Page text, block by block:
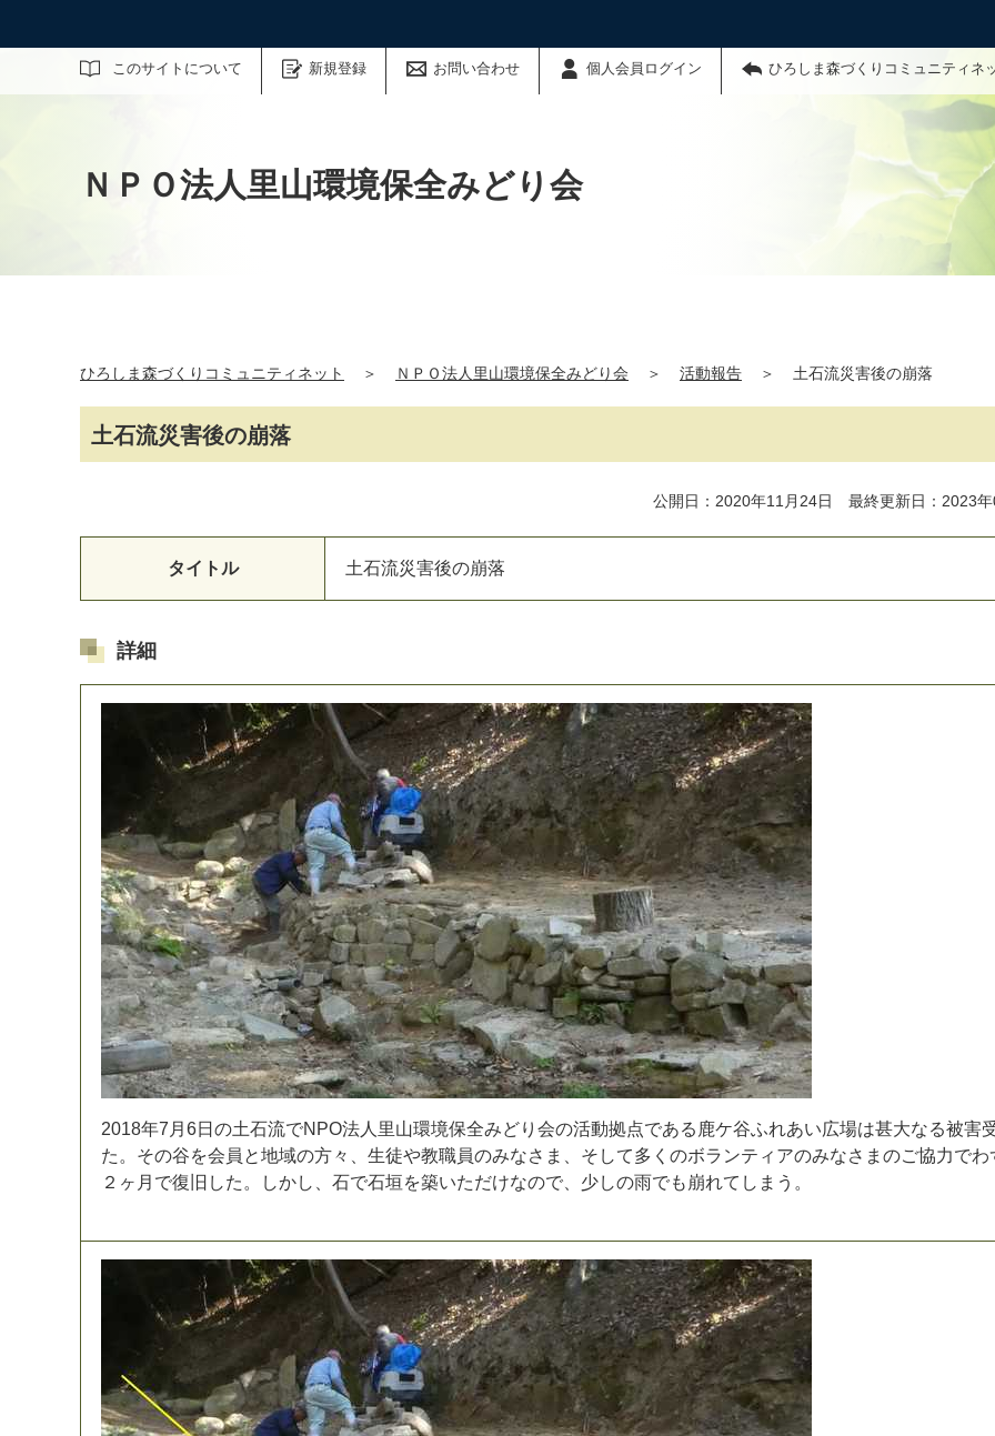
このサイトについて 新規登録 お問い合わせ 個人会員ログイン ひろしま森づくりコミュニティネ
サイト内検索
ＮＰＯ法人里山環境保全みどり会
ひろしま森づくりコミュニティネット ＞ ＮＰＯ法人里山環境保全みどり会 ＞ 活動報告 ＞ 土石流災害後の崩落
土石流災害後の崩落
公開日：2020年11月24日 最終更新日：2023
タイトル 土石流災害後の崩落
詳細
2018年7 月 6日 の土石流でN PO法 人 里山環境保全みどり 会の活動拠点である 鹿ケ谷ふれあい広場は甚大なる被害
た 。 その谷を会 員 と地域の方々 生徒や教職員のみなさ ま そ して多 く のボラ ンテ ィ アのみなさ ま のご協力でわ
２ ヶ 月 で復 旧 した 。 しかし 石で石垣を築いただけなので 少しの雨でも 崩れて し ま う 。
マイメディア検索